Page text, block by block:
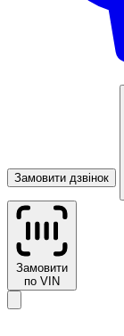
Замовити дзвінок
Замовити
по VIN